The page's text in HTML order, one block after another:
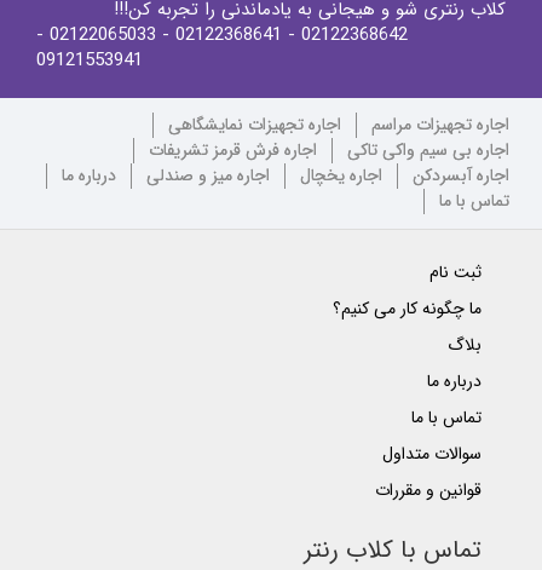
کلاب رنتری شو و هیجانی به یادماندنی را تجربه کن!!!
02122368642
- 02122368641
- 02122065033
-
09121553941
اجاره تجهیزات مراسم
اجاره تجهیزات نمایشگاهی
اجاره بی سیم واکی تاکی
اجاره فرش قرمز تشریفات
اجاره آبسردکن
اجاره یخچال اجاره میز و صندلی
درباره ما
تماس با ما
ثبت نام
ما چگونه کار می کنیم؟
بلاگ
درباره ما
تماس با ما
سوالات متداول
قوانین و مقررات
تماس با کلاب رنتر